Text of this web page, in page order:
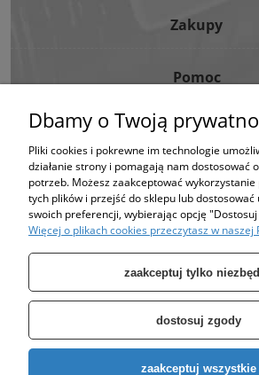
Zakupy
Pomoc
Moje Konto
Informacje
Strona korzysta z plików cookies w celu realizacji
Plików Cookies.
Możesz określić warunki przechowywania lub
Twojej przeglądarce. (polityka
Specjalizujemy się w sprzedaży pomp oraz
Dbamy o Twoją
Pliki cookies i pokrewne im technologie
działanie strony i pomagają nam dostosować
potrzeb. Możesz zaakceptować
tych plików i przejść do sklepu lub dostosować
swoich preferencji, wybierając opcję
Więcej o plikach cookies przeczytasz w naszej
zaakceptuj tylko
dostosuj zgody
zaakceptuj wszystkie